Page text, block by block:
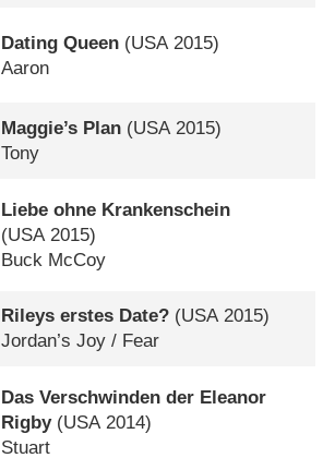
Dating Queen (USA 2015)
Aaron
Maggie’s Plan (USA 2015)
Tony
Liebe ohne Krankenschein
(USA 2015)
Buck McCoy
Rileys erstes Date? (USA2015)
Jordan’s Joy /​ Fear
Das Verschwinden der Eleanor
Rigby(USA2014)
Stuart